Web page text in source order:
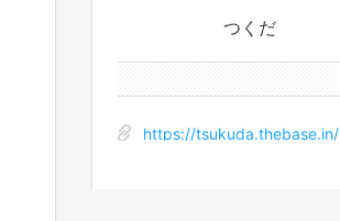
つくだ
https://tsukuda.thebase.in/